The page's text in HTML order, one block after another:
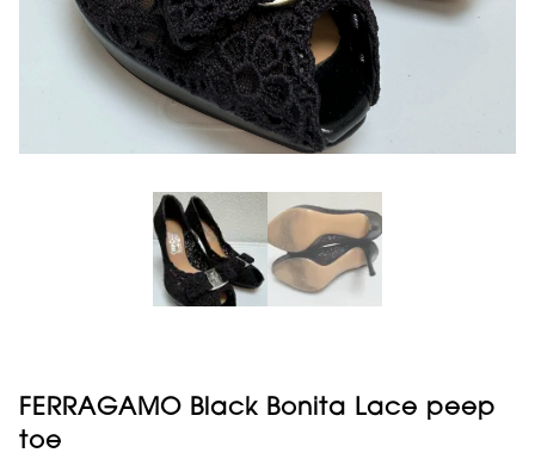
FERRAGAMO Black Bonita Lace peep
toe